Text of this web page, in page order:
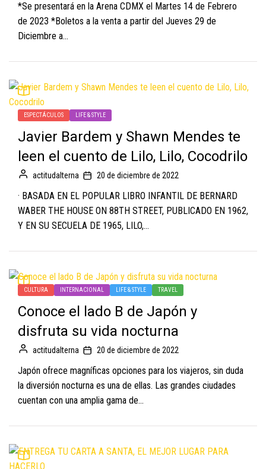
*Se presentará en la Arena CDMX el Martes 14 de Febrero
de 2023 *Boletos a la venta a partir del Jueves 29 de
Diciembre a...
ESPECTÁCULOS LIFE & STYLE
Javier Bardem y Shawn Mendes te
leen el cuento de Lilo, Lilo, Cocodrilo
actitudalterna 20 de diciembre de 2022
· BASADA EN EL POPULAR LIBRO INFANTIL DE BERNARD
WABER THE HOUSE ON 88TH STREET, PUBLICADO EN 1962,
Y EN SU SECUELA DE 1965, LILO,...
CULTURA INTERNACIONAL LIFE & STYLE TRAVEL
Conoce el lado B de Japón y
disfruta su vida nocturna
actitudalterna 20 de diciembre de 2022
Japón ofrece magníficas opciones para los viajeros, sin duda
la diversión nocturna es una de ellas. Las grandes ciudades
cuentan con una amplia gama de...